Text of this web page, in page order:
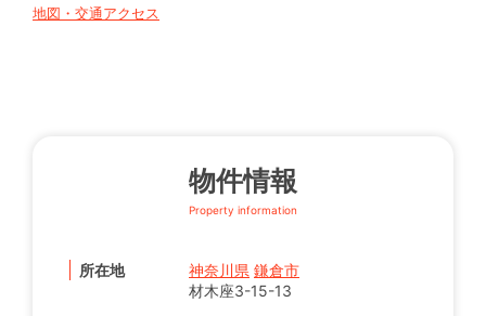
地図・交通アクセス
物件情報
Property information
所在地 神奈川県 鎌倉市
材木座3-15-13